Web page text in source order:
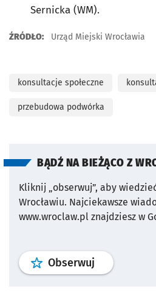
Sernicka (WM).
ŹRÓDŁO: Urząd Miejski Wrocławia
konsultacje społeczne
przebudowa podwórka
BĄDŹ NA BIEŻĄCO Z
Kliknij „obserwuj”, aby
Wrocławiu. Najciekawsze
www.wroclaw.pl znajdziesz w
Obserwuj profil